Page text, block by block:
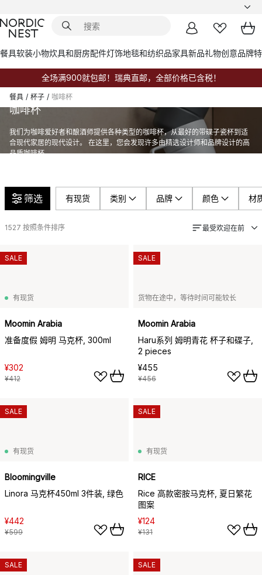
餐具软装小物炊具和厨房配件灯饰地毯和纺织品家具新品礼物创意品牌
全场满900就包邮！瑞典直邮，全部价格已含税！
餐具 / 杯子 / 咖啡杯
咖啡杯
我们为咖啡爱好者和酿酒师提供各种类型的咖啡杯，从最好的带碟子瓷杯到适
合现代家居的现代设计。 在这里，您会发现许多由精选设计师和品牌设计的高
品质咖啡杯。
筛选 有现货 类别 品牌 颜色 材
1527 按照条件排序 最受欢迎在前
有现货
Moomin Arabia
准备度假 姆明 马克杯, 300ml
¥302
¥412
SALE
货物在途中，等待时间可能较长
Moomin Arabia
Haru系列 姆明青花 杯子和碟子,
2 pieces
¥455
¥456
SALE
有现货
Bloomingville
Linora 马克杯450ml 3件装, 绿色
¥442
¥599
SALE
有现货
RICE
Rice 高款密胺马克杯, 夏日繁花
图案
¥124
¥131
SALE
SALE SALE